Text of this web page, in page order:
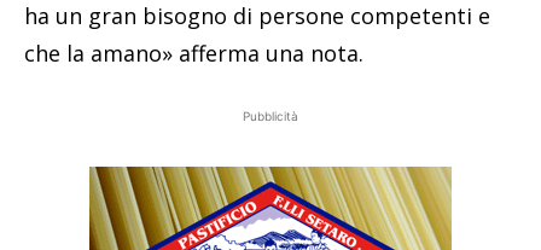
ha un gran bisogno di persone competenti e
che la amano» afferma una nota.
Pubblicità